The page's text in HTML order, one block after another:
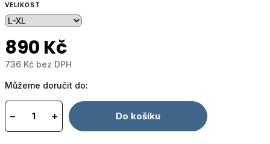
VELIKOST
890 Kč
736 Kč bez DPH
cena:
Můžeme doručit do:
+
− Do košíku